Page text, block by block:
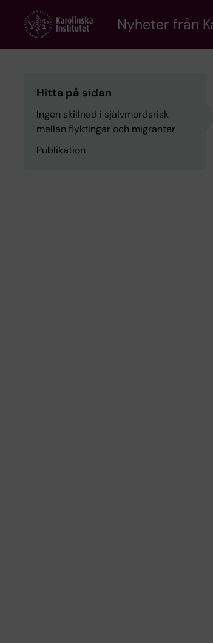
content
Nyheter från
Hitta på sidan
Ingen skillnad i självmordsrisk
mellan flyktingar och migranter
Publikation